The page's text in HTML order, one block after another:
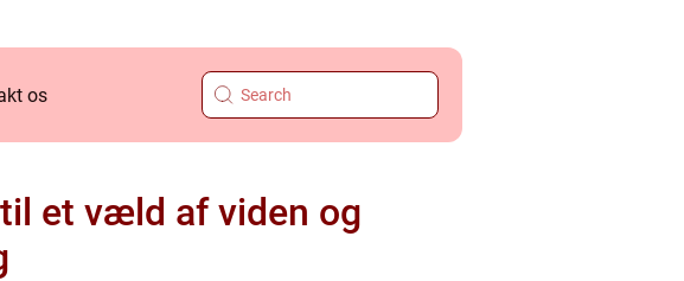
os
et væld af viden og